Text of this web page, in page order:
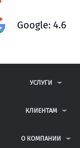
Google: 4.6
УСЛУГИ
ДИПЛОМНЫЕ РАБОТЫ
РЕФЕРАТЫ
КЛИЕНТАМ
ВОПРОСЫ И ОТВЕТЫ
О КОМПАНИИ